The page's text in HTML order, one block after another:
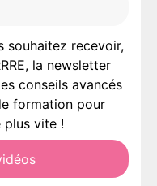
souhaitez recevoir,
la newsletter
conseils avancés
formation pour
plus vite !